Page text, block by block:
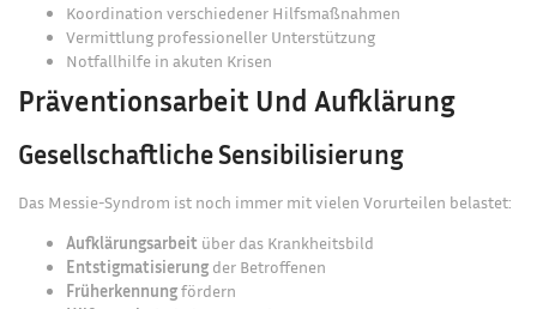
Koordination verschiedener Hilfsmaßnahmen
Vermittlung professioneller Unterstützung
Notfallhilfe in akuten Krisen
Präventionsarbeit Und Aufklärung
Gesellschaftliche Sensibilisierung
Das Messie-Syndrom ist noch immer mit vielen Vorurteilen belastet:
Aufklärungsarbeit über das Krankheitsbild
Entstigmatisierung der Betroffenen
Früherkennungfördern